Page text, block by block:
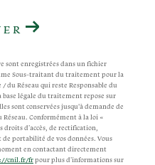
sont enregistrées dans un fichier
Sous-traitant du traitement pour la
du Réseau qui reste Responsable du
base légale du traitement repose sur
sont conservées jusqu'à demande de
Réseau. Conformément à la loi «
d’accès, de rectification,
portabilité de vos données. Vous
en contactant directement
cnil.fr/frpour plus d’informations sur